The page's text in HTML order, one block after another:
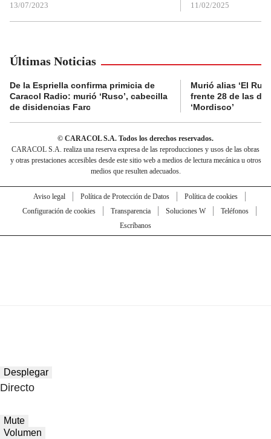
13/07/2023 11/02/2025
Últimas Noticias
De la Espriella confirma primicia de
Caracol Radio: murió ‘Ruso’, cabecilla
de disidencias Farc
Murió alias ‘El
frente 28 de las
‘Mordisco’
© CARACOL S.A. Todos los derechos reservados.
CARACOL S.A. realiza una reserva expresa de las reproducciones y usos de las obras
y otras prestaciones accesibles desde este sitio web a medios de lectura mecánica u otros
medios que resulten adecuados.
Aviso legal Política de Protección de Datos
Política de cookies
Configuración de cookies
Transparencia Soluciones W
Teléfonos
Escríbanos
Desplegar
Directo
Mute
Volumen